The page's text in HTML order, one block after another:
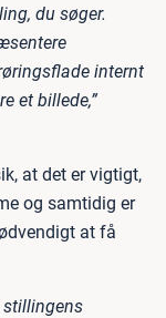
du søger.
internt
et billede,”
at det er vigtigt,
og samtidig er
at få
stillingens